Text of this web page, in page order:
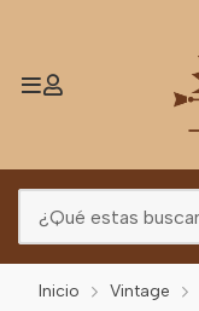
Inicio Vintage